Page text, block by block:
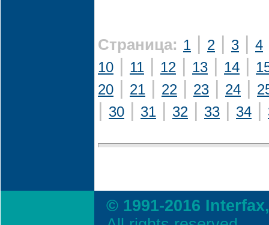
Страница: 1 2 3 4
10 11 12 13 14
20
21 22 23 24
30 31 32 33 34
© 1991-2016